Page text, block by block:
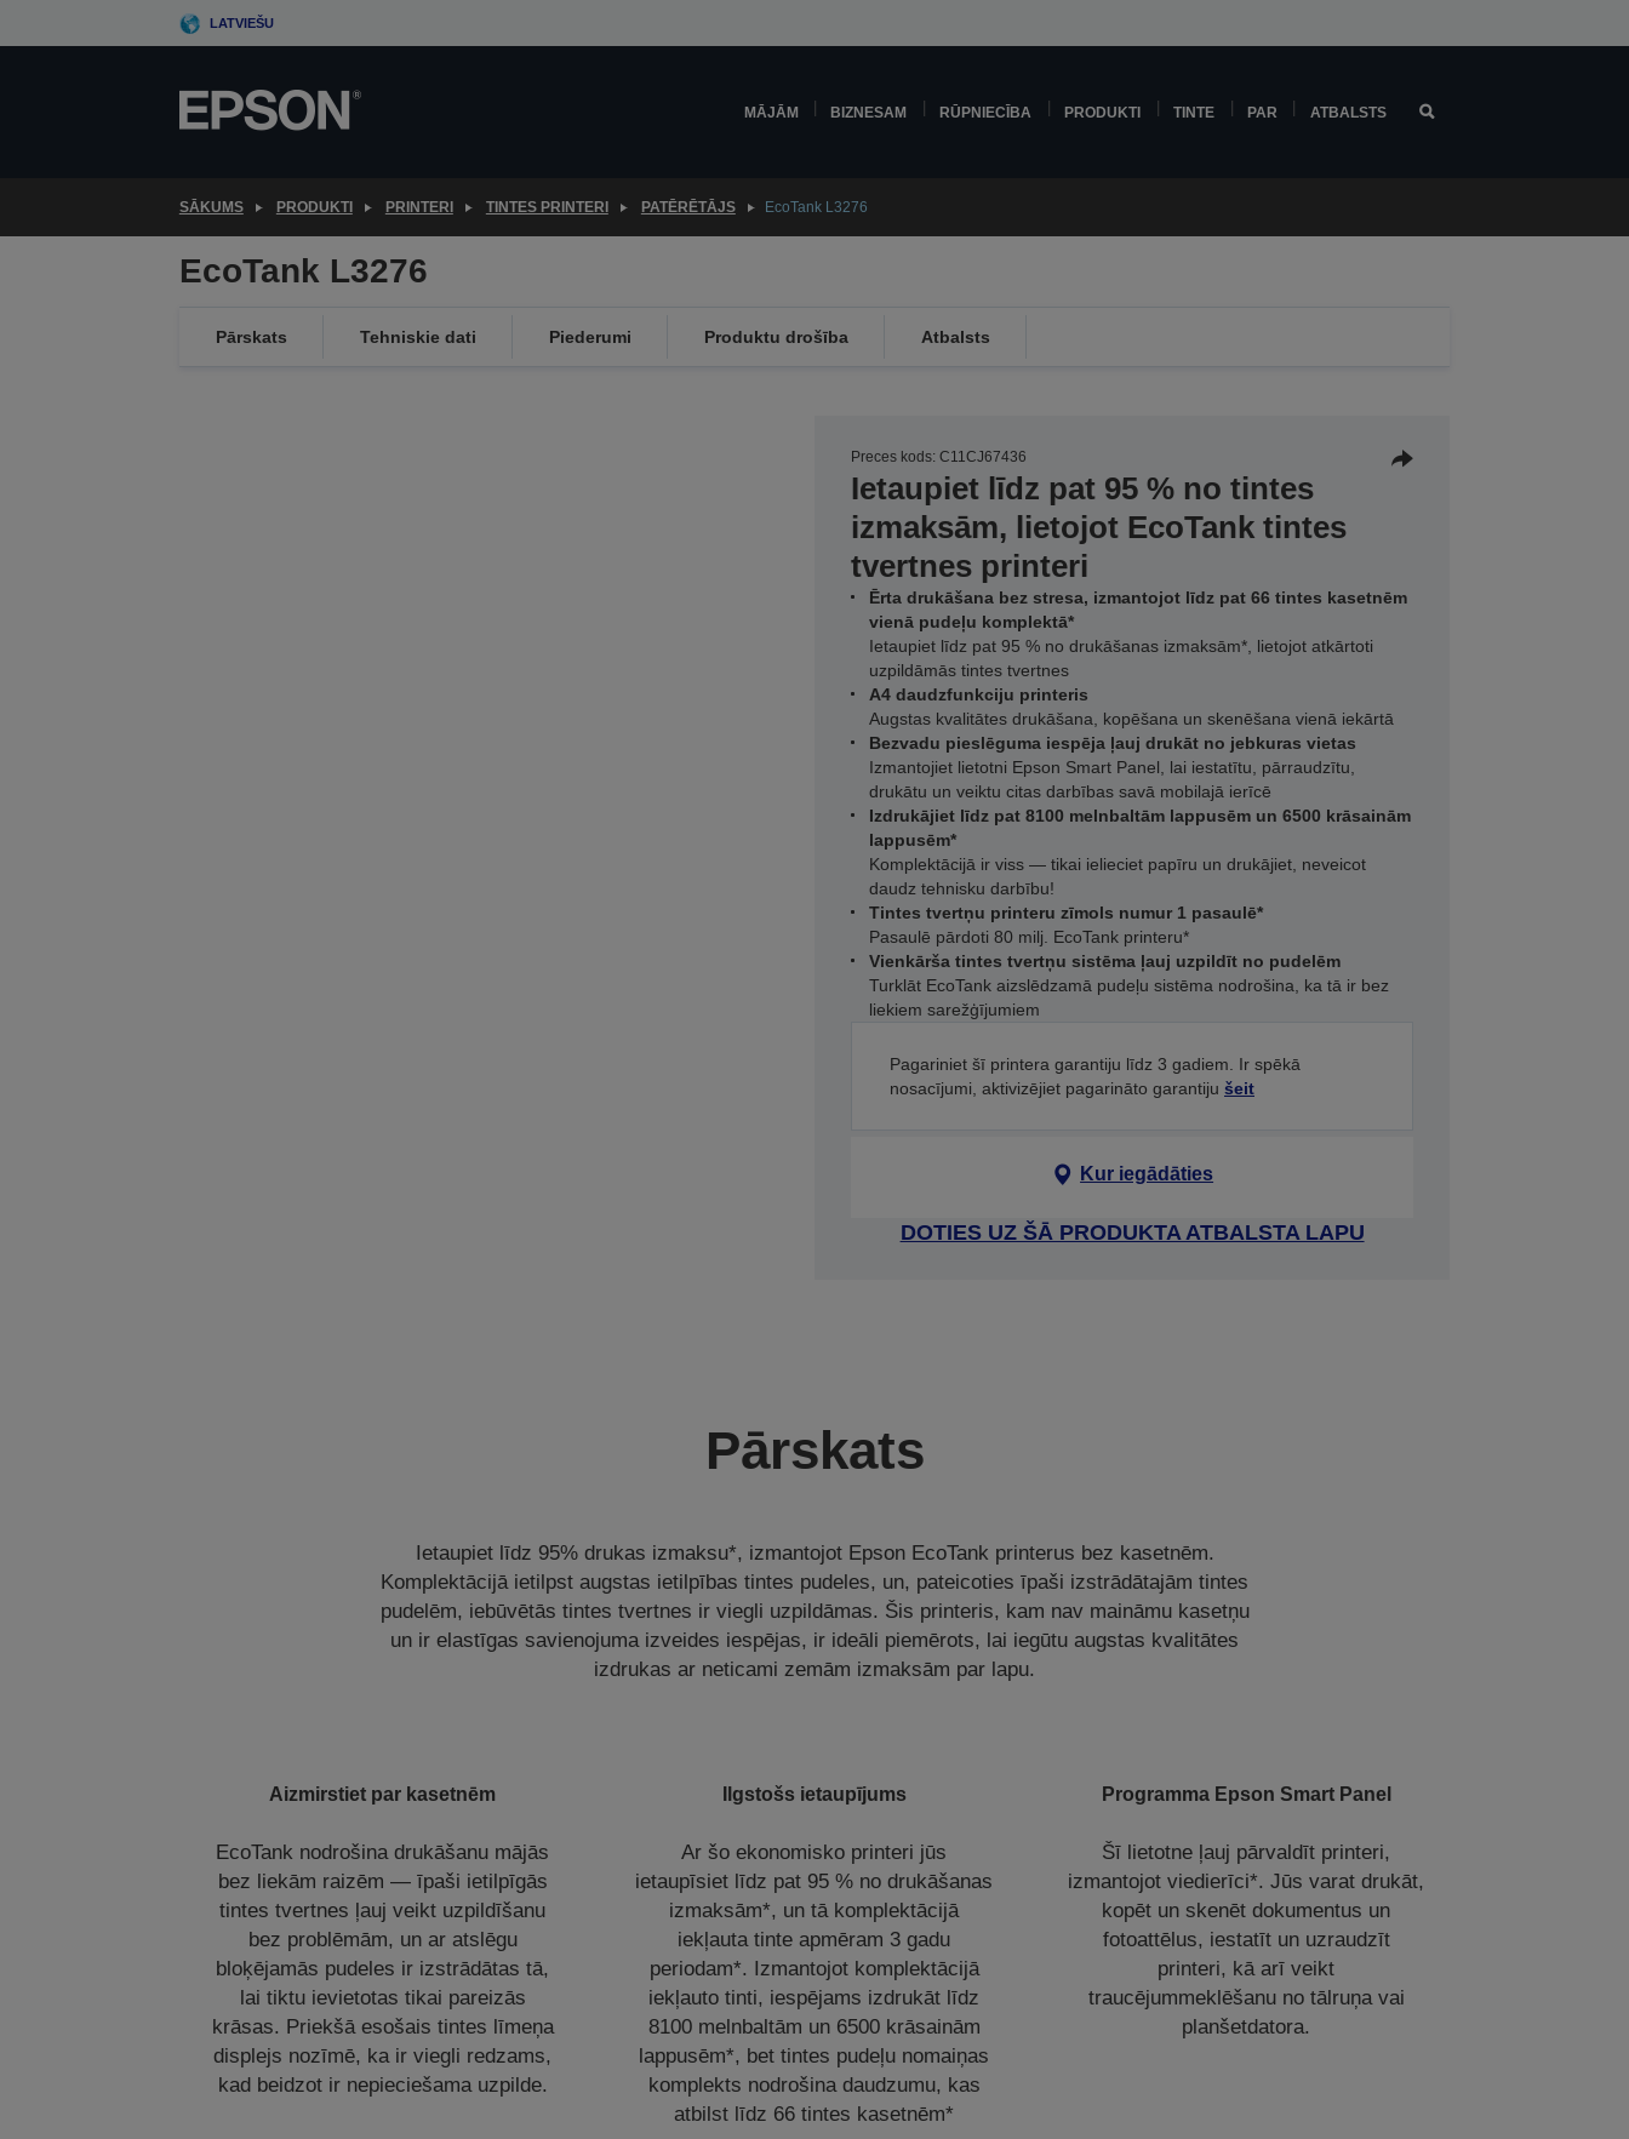
to
LATVIEŠU
MĀJĀM BIZNESAM RŪPNIECĪBA PRODUKTI TINTE PAR ATBALSTS
SĀKUMS PRODUKTI PRINTERI TINTES PRINTERI PATĒRĒTĀJS EcoTank L3276
EcoTank L3276
Pārskats Tehniskie dati Piederumi Produktu drošība Atbalsts
Preces kods: C11CJ67436
Ietaupiet līdz pat 95 % no tintes
izmaksām, lietojot EcoTank tintes
tvertnes printeri
Ērta drukāšana bez stresa, izmantojot līdz pat 66 tintes kasetnēm
vienā pudeļu komplektā*
Ietaupiet līdz pat 95 % no drukāšanas izmaksām*, lietojot atkārtoti
uzpildāmās tintes tvertnes
A4 daudzfunkciju printeris
Augstas kvalitātes drukāšana, kopēšana un skenēšana vienā iekārtā
Bezvadu pieslēguma iespēja ļauj drukāt no jebkuras vietas
Izmantojiet lietotni Epson Smart Panel, lai iestatītu, pārraudzītu,
drukātu un veiktu citas darbības savā mobilajā ierīcē
Izdrukājiet līdz pat 8100 melnbaltām lappusēm un 6500 krāsainām
lappusēm*
Komplektācijā ir viss — tikai ielieciet papīru un drukājiet, neveicot
daudz tehnisku darbību!
Tintes tvertņu printeru zīmols numur 1 pasaulē*
Pasaulē pārdoti 80 milj. EcoTank printeru*
Vienkārša tintes tvertņu sistēma ļauj uzpildīt no pudelēm
Turklāt EcoTank aizslēdzamā pudeļu sistēma nodrošina, ka tā ir bez
liekiem sarežģījumiem
Pagariniet šī printera garantiju līdz 3 gadiem. Ir spēkā
nosacījumi, aktivizējiet pagarināto garantiju šeit
Kur iegādāties
DOTIES UZ ŠĀ PRODUKTA ATBALSTA LAPU
Pārskats
Ietaupiet līdz 95% drukas izmaksu*, izmantojot Epson EcoTank printerus bez kasetnēm.
Komplektācijā ietilpst augstas ietilpības tintes pudeles, un, pateicoties īpaši izstrādātajām tintes
pudelēm, iebūvētās tintes tvertnes ir viegli uzpildāmas. Šis printeris, kam nav maināmu kasetņu
un ir elastīgas savienojuma izveides iespējas, ir ideāli piemērots, lai iegūtu augstas kvalitātes
izdrukas ar neticami zemām izmaksām par lapu.
Aizmirstiet par kasetnēm
EcoTank nodrošina drukāšanu mājās
bez liekām raizēm — īpaši ietilpīgās
tintes tvertnes ļauj veikt uzpildīšanu
bez problēmām, un ar atslēgu
bloķējamās pudeles ir izstrādātas tā,
lai tiktu ievietotas tikai pareizās
krāsas. Priekšā esošais tintes līmeņa
displejs nozīmē, ka ir viegli redzams,
kad beidzot ir nepieciešama uzpilde.
Ilgstošs ietaupījums
Ar šo ekonomisko printeri jūs
ietaupīsiet līdz pat 95 % no drukāšanas
izmaksām*, un tā komplektācijā
iekļauta tinte apmēram 3 gadu
periodam*. Izmantojot komplektācijā
iekļauto tinti, iespējams izdrukāt līdz
8100 melnbaltām un 6500 krāsainām
lappusēm*, bet tintes pudeļu nomaiņas
komplekts nodrošina daudzumu, kas
atbilst līdz 66 tintes kasetnēm*
Programma Epson Smart Panel
Šī lietotne ļauj pārvaldīt printeri,
izmantojot viedierīci*. Jūs varat drukāt,
kopēt un skenēt dokumentus un
fotoattēlus, iestatīt un uzraudzīt
printeri, kā arī veikt
traucējummeklēšanu no tālruņa vai
planšetdatora.